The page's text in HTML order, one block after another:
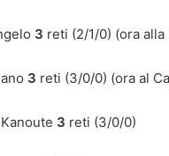
3 reti (2/1/0) (ora alla
3 reti (3/0/0) (ora al
3 reti (3/0/0)